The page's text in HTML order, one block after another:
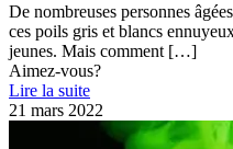
De nombreuses personnes
ces poils gris et blancs
jeunes. Mais comment […]
Aimez-vous?
Lire la suite
21 mars 2022